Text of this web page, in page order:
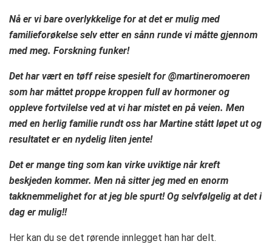
Nå er vi bare overlykkelige for at det er mulig med
familieforøkelse selv etter en sånn runde vi måtte gjennom
med meg. Forskning funker!
Det har vært en tøff reise spesielt for @martineromoeren
som har måttet proppe kroppen full av hormoner og
oppleve fortvilelse ved at vi har mistet en på veien. Men
med en herlig familie rundt oss har Martine stått løpet ut og
resultatet er en nydelig liten jente!
Det er mange ting som kan virke uviktige når kreft
beskjeden kommer. Men nå sitter jeg med en enorm
takknemmelighet for at jeg ble spurt! Og selvfølgelig at det i
dag er mulig!!
Her kan du se det rørende innlegget han har delt.